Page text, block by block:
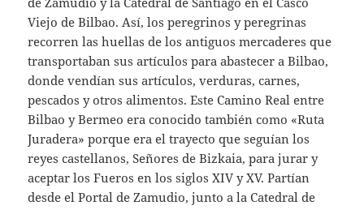
Viejo de Bilbao. Así, los peregrinos y peregrinas
recorren las huellas de los antiguos mercaderes que
transportaban sus artículos para abastecer a Bilbao,
donde vendían sus artículos, verduras, carnes,
pescados y otros alimentos. Este Camino Real entre
Bilbao y Bermeo era conocido también como «Ruta
Juradera» porque era el trayecto que seguían los
reyes castellanos, Señores de Bizkaia, para jurar y
aceptar los Fueros en los siglos XIV y XV. Partían
desde el Portal de Zamudio, junto a la Catedral de